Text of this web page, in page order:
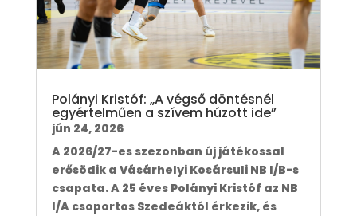
Polányi Kristóf: „A végső döntésnél
egyértelműen a szívem húzott ide”
jún 24, 2026
A 2026/27-es szezonban új játékossal
erősödik a Vásárhelyi Kosársuli NB I/B-s
csapata. A 25 éves Polányi Kristóf az NB
I/A csoportos Szedeáktól érkezik, és